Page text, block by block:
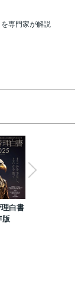
専門家が解説
白書
版